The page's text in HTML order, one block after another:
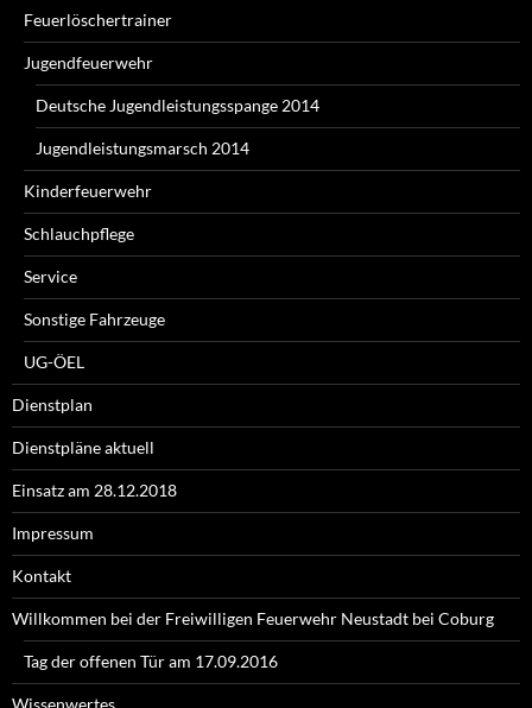
Feuerlöschertrainer
Jugendfeuerwehr
Deutsche Jugendleistungsspange 2014
Jugendleistungsmarsch 2014
Kinderfeuerwehr
Schlauchpflege
Service
Sonstige Fahrzeuge
UG-ÖEL
Dienstplan
Dienstpläne aktuell
Einsatz am 28.12.2018
Impressum
Kontakt
Willkommen bei der Freiwilligen Feuerwehr Neustadt bei Coburg
Tag der offenen Tür am 17.09.2016